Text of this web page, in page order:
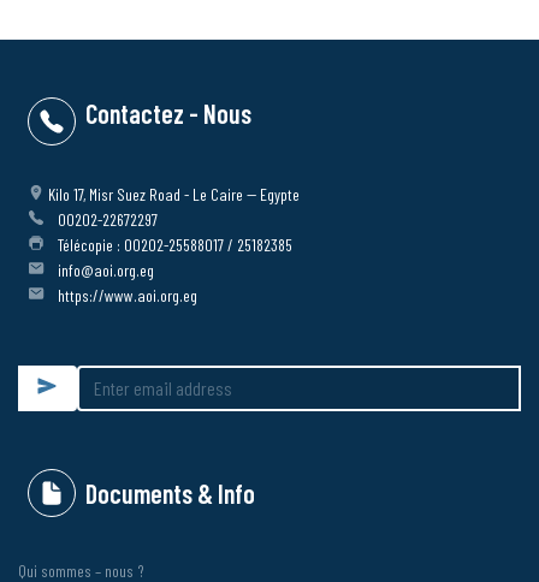
Contactez - Nous
Kilo 17, Misr Suez Road - Le Caire -- Egypte
00202-22672297
Télécopie : 00202-25588017 / 25182385
info@aoi.org.eg
https://www.aoi.org.eg
Submit
Documents & Info
Qui sommes – nous ?